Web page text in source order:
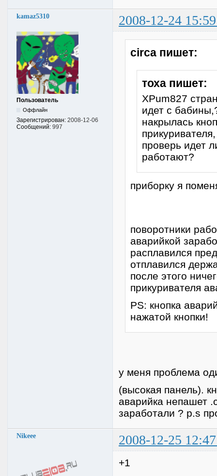
kamaz5310 2008-12-24
Пользователь
Оффлайн
Зарегистрирован: 2008-12-06
Сообщений: 997
circa пишет:
тоха пишет:
XPum827
идет с
накрылась
проверь идет
работают?
приборку я
поворотники
аварийкой
расплавился
отплавился
после этого
прикуривателя
PS: кнопка
нажатой кнопки!
у меня проблема
(высокая панель).
аварийка непашет
заработали ? p.s
Nikeee 2008-12-25
+1